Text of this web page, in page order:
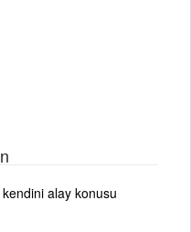
kendini alay konusu